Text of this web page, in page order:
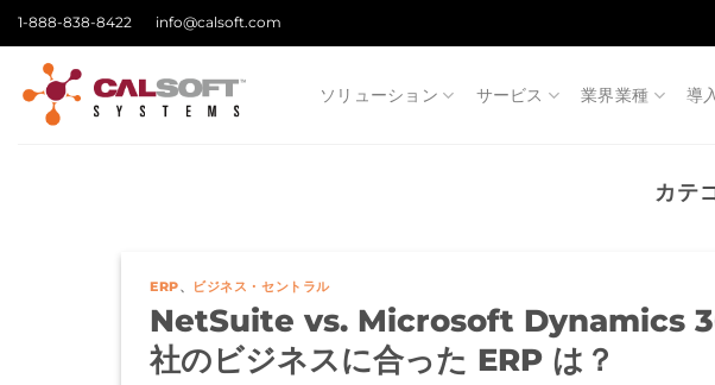
Skip
to
content
1-888-838-8422 info@calsoft.com
ソリューション サービス 業界業種 導
カテ
ERP、 ビジネス・セントラル
NetSuite vs. Microsoft Dynamics
社のビジネスに合った ERP は？